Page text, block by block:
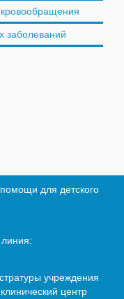
заболеваний
для детского
учреждения
центр